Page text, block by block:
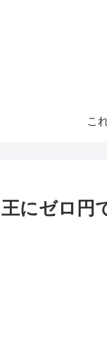
こ
にゼロ円